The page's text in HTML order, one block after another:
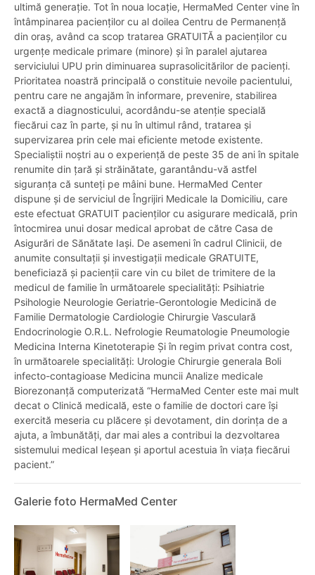
ultimă generație. Tot în noua locație, HermaMed Center vine în
întâmpinarea pacienților cu al doilea Centru de Permanență
din oraș, având ca scop tratarea GRATUITĂ a pacienților cu
urgențe medicale primare (minore) și în paralel ajutarea
serviciului UPU prin diminuarea suprasolicitărilor de pacienți.
Prioritatea noastră principală o constituie nevoile pacientului,
pentru care ne angajăm în informare, prevenire, stabilirea
exactă a diagnosticului, acordându-se atenție specială
fiecărui caz în parte, și nu în ultimul rând, tratarea și
supervizarea prin cele mai eficiente metode existente.
Specialiștii noștri au o experiență de peste 35 de ani în spitale
renumite din țară și străinătate, garantându-vă astfel
siguranța că sunteți pe mâini bune. HermaMed Center
dispune și de serviciul de Îngrijiri Medicale la Domiciliu, care
este efectuat GRATUIT pacienților cu asigurare medicală, prin
întocmirea unui dosar medical aprobat de către Casa de
Asigurări de Sănătate Iași. De asemeni în cadrul Clinicii, de
anumite consultații și investigații medicale GRATUITE,
beneficiază și pacienții care vin cu bilet de trimitere de la
medicul de familie în următoarele specialități: Psihiatrie
Psihologie Neurologie Geriatrie-Gerontologie Medicină de
Familie Dermatologie Cardiologie Chirurgie Vasculară
Endocrinologie O.R.L. Nefrologie Reumatologie Pneumologie
Medicina Interna Kinetoterapie Și în regim privat contra cost,
în următoarele specialități: Urologie Chirurgie generala Boli
infecto-contagioase Medicina muncii Analize medicale
Biorezonanță computerizată “HermaMed Center este mai mult
decat o Clinică medicală, este o familie de doctori care își
exercită meseria cu plăcere și devotament, din dorința de a
ajuta, a îmbunătăți, dar mai ales a contribui la dezvoltarea
sistemului medical Ieșean și aportul acestuia în viața fiecărui
pacient.”
Galerie foto HermaMed Center